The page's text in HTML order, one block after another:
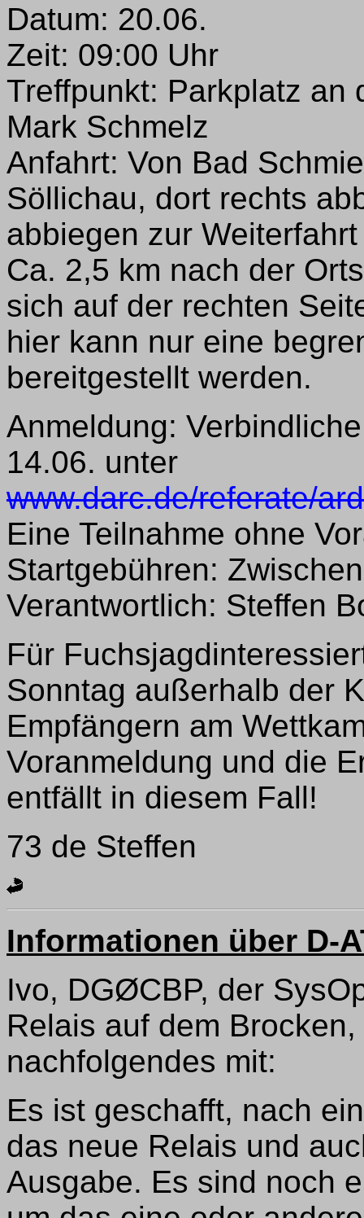
Datum: 20.06.
Zeit: 09:00 Uhr
Treffpunkt: Parkplatz an
Mark Schmelz
Anfahrt: Von Bad
Söllichau, dort rechts
abbiegen zur
Ca. 2,5 km nach der
sich auf der rechten
hier kann nur eine
bereitgestellt werden.
Anmeldung:
14.06. unter
www.darc.de/referate/
Eine Teilnahme ohne
Startgebühren:
Verantwortlich: Steffen
Für
Sonntag außerhalb der
Empfängern am
Voranmeldung und die
entfällt in diesem Fall!
73 de Steffen
Informationen über D-
Ivo, DGØCBP, der
Relais auf dem
nachfolgendes mit:
Es ist geschafft, nach
das neue Relais und
Ausgabe. Es sind noch